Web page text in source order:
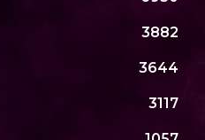
3882
3644
3117